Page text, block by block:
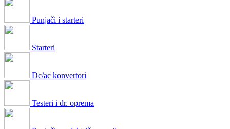
Punjači i starteri
Starteri
Dc/ac konvertori
Testeri i dr. oprema